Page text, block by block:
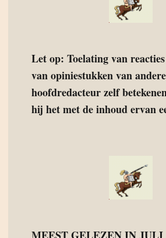
Let op: Toelating van
van opiniestukken van
hoofdredacteur zelf
hij het met de inhoud ervan